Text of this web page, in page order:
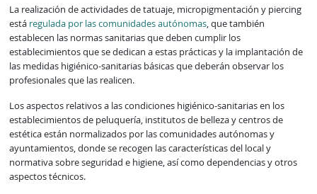
La realización de actividades de tatuaje, micropigmentación y piercing
está regulada por las comunidades autónomas, que también
establecen las normas sanitarias que deben cumplir los
establecimientos que se dedican a estas prácticas y la implantación de
las medidas higiénico-sanitarias básicas que deberán observar los
profesionales que las realicen.
Los aspectos relativos a las condiciones higiénico-sanitarias en los
establecimientos de peluquería, institutos de belleza y centros de
estética están normalizados por las comunidades autónomas y
ayuntamientos, donde se recogen las características del local y
normativa sobre seguridad e higiene, así como dependencias y otros
aspectos técnicos.